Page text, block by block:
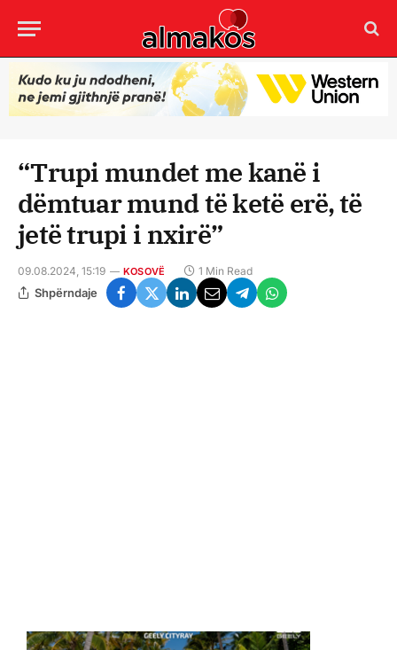
“Trupi mundet me kanë i
dëmtuar mund të ketë erë, të
jetë trupi i nxirë”
09.08.2024, 15:19 KOSOVË 1 Min Read
Shpërndaje